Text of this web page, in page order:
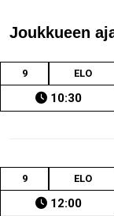
Joukkueen
9 ELO
10:30
9 ELO
12:00